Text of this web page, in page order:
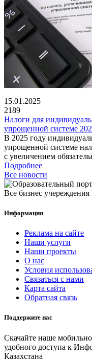
15.01.2025
2189
Налоги для
упрощенной системе
В 2025 году
упрощенной системе
с увеличением
Подробнее
Все новости
Все бизнес учереждения
Информация
Реклама на сайте
Наши услуги
Наши проекты
О нас
Условия
Связаться с нами
Карта сайта
Обратная связь
Поддержите нас
Скачайте наше
удобного доступа к
Казахстана